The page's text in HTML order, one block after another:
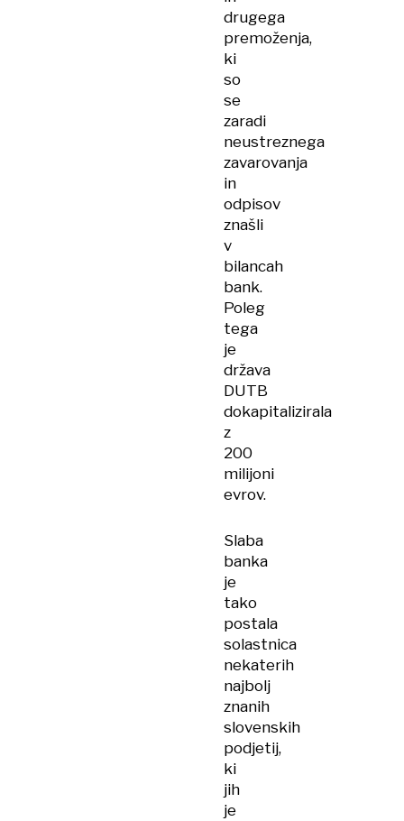
drugega
premoženja,
ki
so
se
zaradi
neustreznega
zavarovanja
in
odpisov
znašli
v
bilancah
bank.
Poleg
tega
je
država
DUTB
dokapitalizirala
z
200
milijoni
evrov.
Slaba
banka
je
tako
postala
solastnica
nekaterih
najbolj
znanih
slovenskih
podjetij,
ki
jih
je